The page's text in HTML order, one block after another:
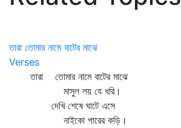
তারা তোমার নামে বাটের মাঝে
Verses
তারা তোমার নামে বাটের মাঝে
মাসুল লয় যে ধরি।
দেখি শেষে ঘাটে এসে
নাইকো পারের কড়ি।